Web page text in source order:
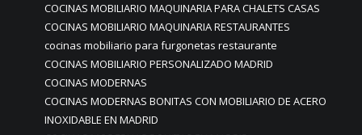
COCINAS MOBILIARIO MAQUINARIA PARA CHALETS CASAS
COCINAS MOBILIARIO MAQUINARIA RESTAURANTES
cocinas mobiliario para furgonetas restaurante
COCINAS MOBILIARIO PERSONALIZADO MADRID
COCINAS MODERNAS
COCINAS MODERNAS BONITAS CON MOBILIARIO DE ACERO
INOXIDABLE EN MADRID